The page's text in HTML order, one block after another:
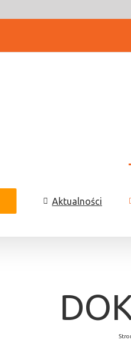
Aktualności